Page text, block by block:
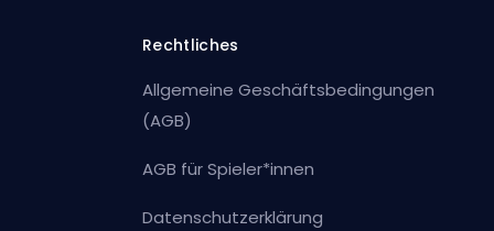
Rechtliches
Allgemeine Geschäftsbedingungen
(AGB)
AGB für Spieler*innen
Datenschutzerklärung